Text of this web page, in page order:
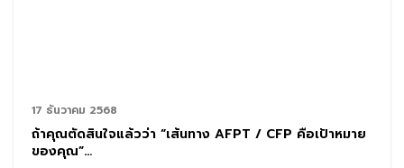
17 ธันวาคม 2568
ถ้าคุณตัดสินใจแล้วว่า “เส้นทาง AFPT / CFP คือเป้าหมาย
ของคุณ”…